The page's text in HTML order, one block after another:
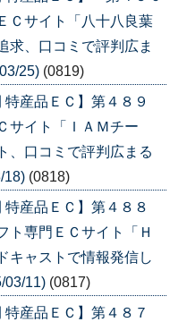
Ｃサイト「八十八良葉
、口コミで評判広ま
25) (0819)
特産品ＥＣ】第４８９
サイト「ＩＡＭチー
口コミで評判広まる
18) (0818)
特産品ＥＣ】第４８８
専門ＥＣサイト「Ｈ
キャストで情報発信し
03/11) (0817)
特産品ＥＣ】第４８７